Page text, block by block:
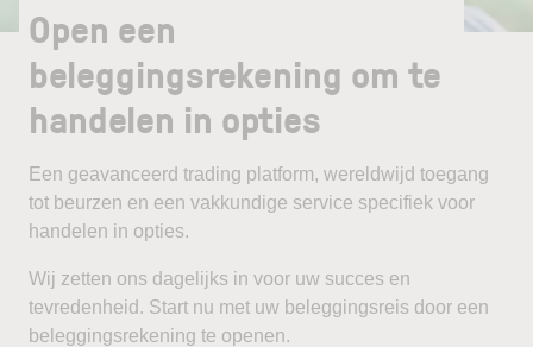
Open een
beleggingsrekening om te
handelen in opties
Een geavanceerd trading platform, wereldwijd toegang
tot beurzen en een vakkundige service specifiek voor
handelen in opties.
Wij zetten ons dagelijks in voor uw succes en
tevredenheid. Start nu met uw beleggingsreis door een
beleggingsrekening te openen.